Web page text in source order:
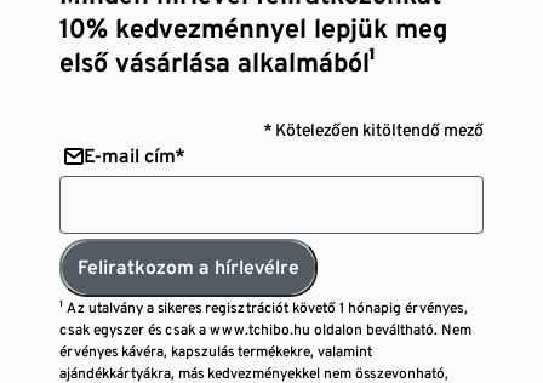
10% kedvezménnyel lepjük meg
első vásárlása alkalmából¹
* Kötelezően kitöltendő mező
E-mail cím*
Feliratkozom a hírlevélre
¹ Az utalvány a sikeres regisztrációt követő 1 hónapig érvényes,
csak egyszer és csak a www.tchibo.hu oldalon beváltható. Nem
érvényes kávéra, kapszulás termékekre, valamint
ajándékkártyákra, más kedvezményekkel nem összevonható,